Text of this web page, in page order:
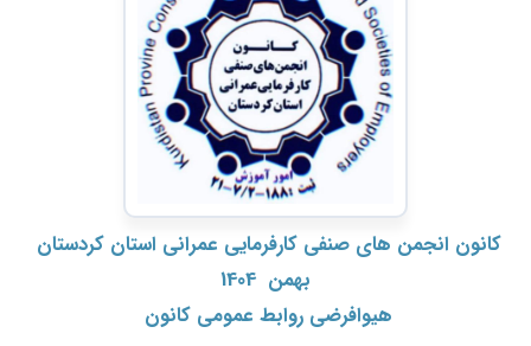
کانون انجمن های صنفی کارفرمایی عمرانی استان کردستان
بهمن 1404
هیوافرضی روابط عمومی کانون